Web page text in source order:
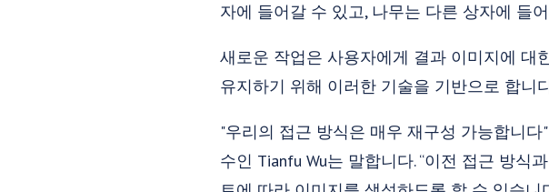
자에 들어갈 수 있고, 나무는 다른 상자에 들
새로운 작업은 사용자에게 결과 이미지에 대
유지하기 위해 이러한 기술을 기반으로 합니
"우리의 접근 방식은 매우 재구성 가능합니
수인 Tianfu Wu는 말합니다. “이전 접근 방